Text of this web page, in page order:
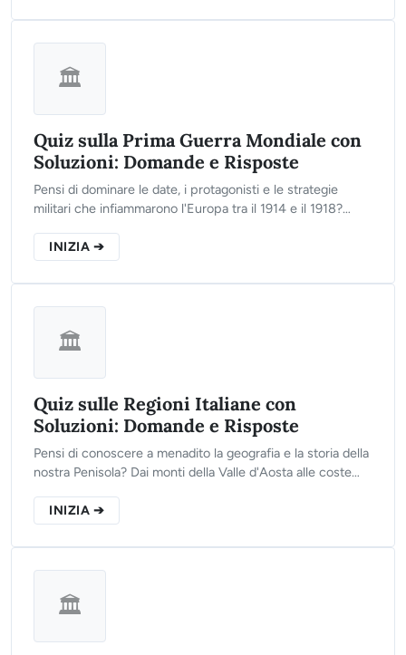
🏛️
Quiz sulla Prima Guerra Mondiale con
Soluzioni: Domande e Risposte
Pensi di dominare le date, i protagonisti e le strategie
militari che infiammarono l'Europa tra il 1914 e il 1918?
nostro test interattivo e scopri il tuo reale livello di
preparazione storica!
INIZIA ➔
🏛️
Quiz sulle Regioni Italiane con
Soluzioni: Domande e Risposte
Pensi di conoscere a menadito la geografia e la storia della
nostra Penisola? Dai monti della Valle d'Aosta alle coste
domande del nostro test e scopri se sei un vero esperto
del territorio italiano!
INIZIA ➔
🏛️